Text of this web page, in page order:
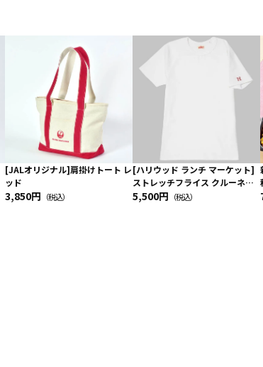
[JALオリジナル]肩掛けトート レ
ッド
3,850円 （税込）
[ハリウッド ランチ マーケット]
ストレッチフライス クルーネッ
ク別注半袖Ｔシャツ
5,500円 （税込）